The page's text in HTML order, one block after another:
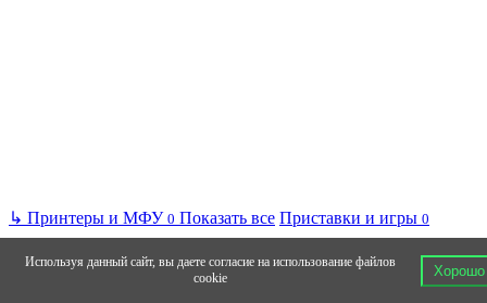
↳ Принтеры и МФУ 0 Показать все Приставки и игры 0
Используя данный сайт, вы даете согласие на использование файлов
cookie
Хорошо